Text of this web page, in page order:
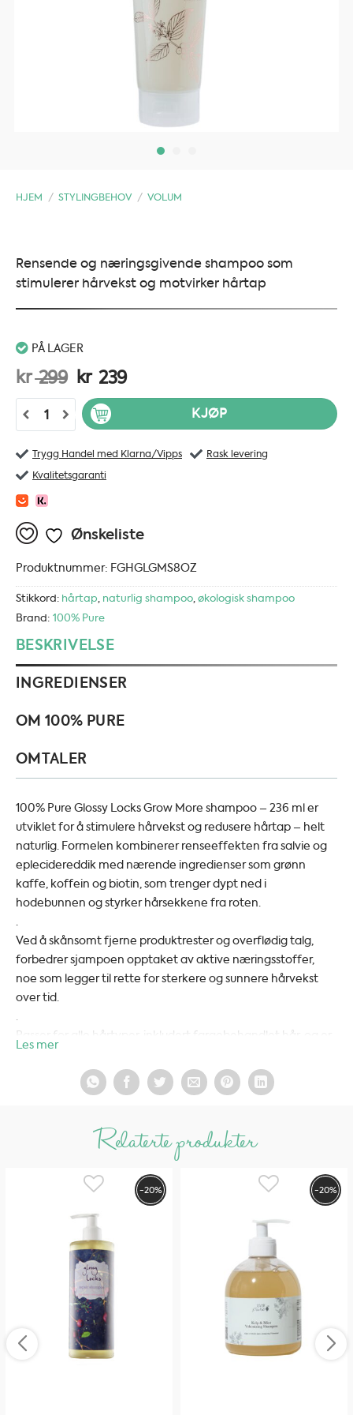
HJEM / STYLINGBEHOV / VOLUM
Rensende og næringsgivende shampoo som
stimulerer hårvekst og motvirker hårtap
PÅ LAGER
kr299 Opprinnelig
pris
var:
kr 299.
kr 239Nåværende
pris
kr 239.
100% Pure Glossy Locks Grow More shampoo - 236 ml antall
KJØP
Trygg Handel med Klarna/Vipps
Rask levering
Kvalitetsgaranti
Ønskeliste
Produktnummer: FGHGLGMS8OZ
Stikkord: hårtap, naturlig shampoo,økologisk shampoo
Brand: 100% Pure
BESKRIVELSE
INGREDIENSER
OM 100% PURE
OMTALER
100% Pure Glossy Locks Grow More shampoo – 236 ml er
utviklet for å stimulere hårvekst og redusere hårtap – helt
naturlig. Formelen kombinerer renseeffekten fra salvie og
eplecidereddik med nærende ingredienser som grønn
kaffe, koffein og biotin, som trenger dypt ned i
hodebunnen og styrker hårsekkene fra roten.
.
Ved å skånsomt fjerne produktrester og overflødig talg,
forbedrer sjampoen opptaket av aktive næringsstoffer,
noe som legger til rette for sterkere og sunnere hårvekst
over tid.
.
Passer for alle hårtyper, inkludert fargebehandlet hår, og er
Styrker hårsekkene og reduserer hårtap
Skånsom rens uten å forstyrre hodebunnens balanse
Stimulerer hårvekst med naturlige, plantebaserte
konserveringsmidler og såpe
100 % naturlig, vegansk og glutenfri
Som alle produkter fra 100% Pure, er sjampoen laget med
økologiske og naturlige ingredienser – helt uten kunstige
tilsetningsstoffer eller skadelige kjemikalier.
Les mer
Relaterte produkter
-20% -20%